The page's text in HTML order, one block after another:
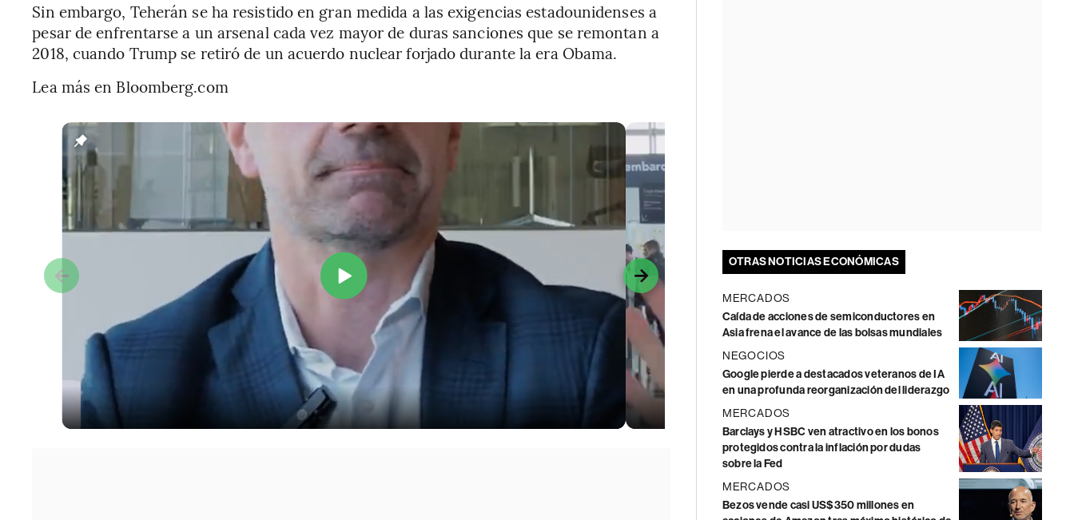
Sin embargo, Teherán se ha resistido en gran medida a las exigencias estadounidenses a
pesar de enfrentarse a un arsenal cada vez mayor de duras sanciones que se remontan a
2018, cuando Trump se retiró de un acuerdo nuclear forjado durante la era Obama.
Lea más en Bloomberg.com
OTRAS NOTICIAS ECONÓMICAS
MERCADOS
Caída de acciones de semiconductores en
Asia frena el avance de las bolsas mundiales
NEGOCIOS
Google pierde a destacados veteranos de IA
en una profunda reorganización del liderazgo
MERCADOS
Barclays y HSBC ven atractivo en los bonos
protegidos contra la inflación por dudas
sobre la Fed
MERCADOS
Bezos vende casi US$350 millones en